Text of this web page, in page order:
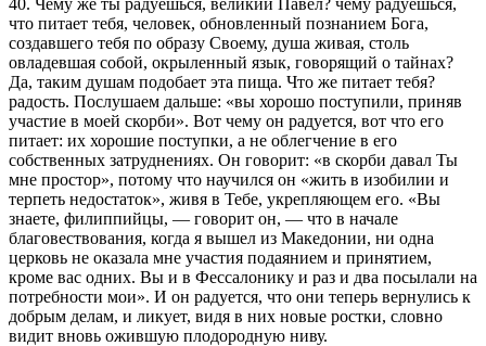
что питает тебя, человек, обновленный познанием Бога,
создавшего тебя по образу Своему, душа живая, столь
овладевшая собой, окрыленный язык, говорящий о тайнах?
Да, таким душам подобает эта пища. Что же питает тебя?
радость. Послушаем дальше: «вы хорошо поступили, приняв
участие в моей скорби». Вот чему он радуется, вот что его
питает: их хорошие поступки, а не облегчение в его
собственных затруднениях. Он говорит: «в скорби давал Ты
мне простор», потому что научился он «жить в изобилии и
терпеть недостаток», живя в Тебе, укрепляющем его. «Вы
знаете, филиппийцы, — говорит он, — что в начале
благовествования, когда я вышел из Македонии, ни одна
церковь не оказала мне участия подаянием и принятием,
кроме вас одних. Вы и в Фессалонику и раз и два посылали на
потребности мои». И он радуется, что они теперь вернулись к
добрым делам, и ликует, видя в них новые ростки, словно
видит вновь ожившую плодородную ниву.